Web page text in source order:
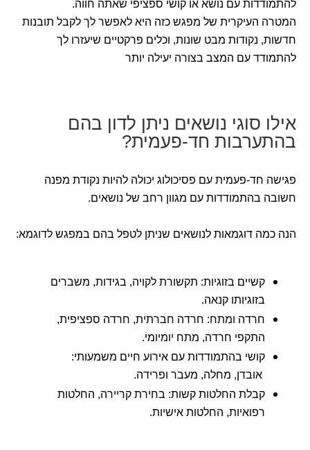
להתמודדות עם נושא או קושי ספציפי שאתה חווה.
המטרה העיקרית של מפגש כזה היא לאפשר לך לקבל תובנות
חדשות, נקודות מבט שונות, וכלים פרקטיים שיעזרו לך
להתמודד עם המצב בצורה יעילה יותר
אילו סוגי נושאים ניתן לדון בהם
בהתערבות חד-פעמית?
פגישה חד-פעמית עם פסיכולוג יכולה להיות נקודת מפנה
חשובה בהתמודדות עם מגוון רחב של נושאים.
הנה כמה דוגמאות לנושאים שניתן לטפל בהם במפגש לדוגמא:
קשיים בזוגיות: תקשורת לקויה, בגידות, משברים
בזוגיותו קנאה.
חרדה ומתח: חרדה חברתית, חרדה ספציפית,
התקפי חרדה, מתח יומיומי.
קושי בהתמודדות עם אירוע חיים משמעותי:
אובדן, מחלה, מעבר ופרידה.
קבלת החלטות קשות: בחירת קריירה, החלטות
רפואיות, החלטות אישיות.